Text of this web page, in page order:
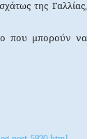
της Γαλλίας,
που μπορούν να